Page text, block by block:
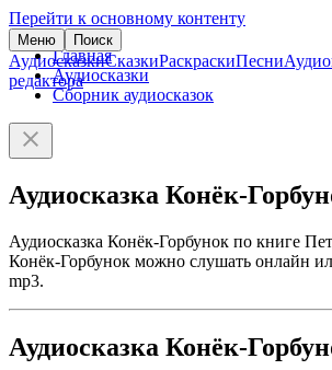
Перейти к основному контенту
Меню Поиск
АудиосказкиСказкиРаскраскиПесни
редактора
Главная
Аудиосказки
Сборник аудиосказок
Аудиосказка Конёк-
Аудиосказка Конёк-Горбунок по книге
Конёк-Горбунок можно слушать онлайн
mp3.
Аудиосказка Конёк-